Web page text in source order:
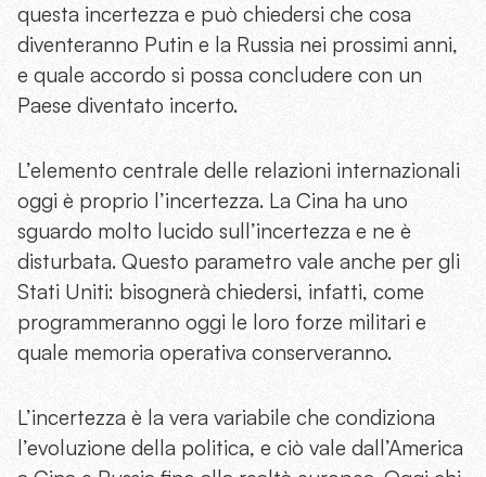
questa incertezza e può chiedersi che cosa
diventeranno Putin e la Russia nei prossimi anni,
e quale accordo si possa concludere con un
Paese diventato incerto.
L’elemento centrale delle relazioni internazionali
oggi è proprio l’incertezza. La Cina ha uno
sguardo molto lucido sull’incertezza e ne è
disturbata. Questo parametro vale anche per gli
Stati Uniti: bisognerà chiedersi, infatti, come
programmeranno oggi le loro forze militari e
quale memoria operativa conserveranno.
L’incertezza è la vera variabile che condiziona
l’evoluzione della politica, e ciò vale dall’America